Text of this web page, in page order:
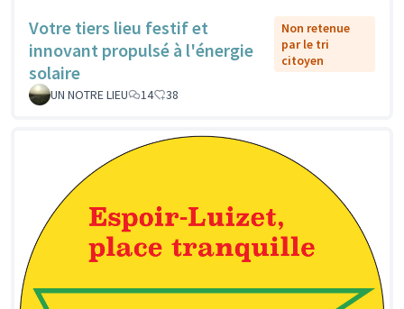
Votre tiers lieu festif et
innovant propulsé à l'énergie
solaire
Non retenue
par le tri
citoyen
UN NOTRE LIEU 14 38